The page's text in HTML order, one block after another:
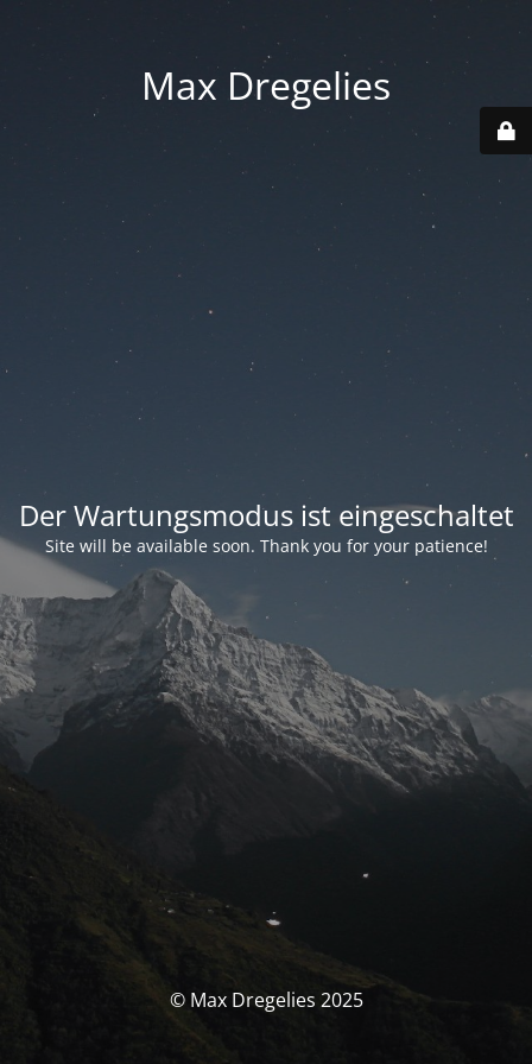
Max Dregelies
Der Wartungsmodus ist eingeschaltet
Site will be available soon. Thank you for your patience!
© Max Dregelies 2025